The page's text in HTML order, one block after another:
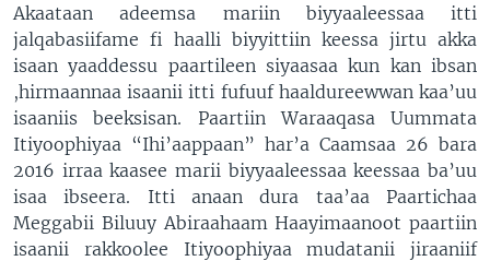
Akaataan adeemsa mariin biyyaaleessaa itti
jalqabasiifame fi haalli biyyittiin keessa jirtu akka
isaan yaaddessu paartileen siyaasaa kun kan ibsan
,hirmaannaa isaanii itti fufuuf haaldureewwan kaa’uu
isaaniis beeksisan. Paartiin Waraaqasa Uummata
Itiyoophiyaa “Ihi’aappaan” har’a Caamsaa 26 bara
2016 irraa kaasee marii biyyaaleessaa keessaa ba’uu
isaa ibseera. Itti anaan dura taa’aa Paartichaa
Meggabii Biluuy Abiraahaam Haayimaanoot paartiin
isaanii rakkoolee Itiyoophiyaa mudatanii jiraaniif